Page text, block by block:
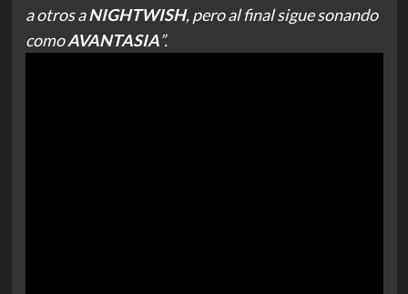
a otros aNIGHTWISH, pero al final sigue sonando
comoAVANTASIA”.